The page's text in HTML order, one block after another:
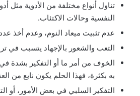
تناول أنواع مختلفة من الأدوية مثل
النفسية وحالات الاكتئاب.
عدم تثبيت ميعاد النوم، وعدم أخذ
التعب والشعور بالإجهاد يتسبب في
الخوف من أمر ما أو التفكير بشدة
به بكثرة، فهذا الحلم يكون نابع من
التفكير السلبي في بعض الأمور، أو